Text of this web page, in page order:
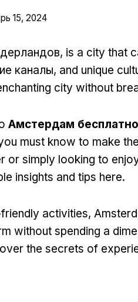
15, 2024
is a city that
каналы, and unique
city without
Амстердам бесплатно
must know to make
or simply looking to
insights and tips here.
activities,
without spending a dime
the secrets of